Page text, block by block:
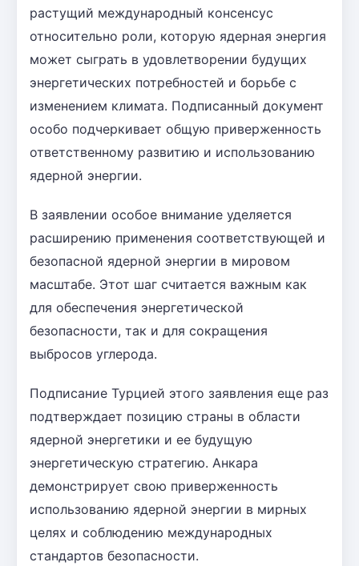
растущий международный консенсус
относительно роли, которую ядерная энергия
может сыграть в удовлетворении будущих
энергетических потребностей и борьбе с
изменением климата. Подписанный документ
особо подчеркивает общую приверженность
ответственному развитию и использованию
ядерной энергии.
В заявлении особое внимание уделяется
расширению применения соответствующей и
безопасной ядерной энергии в мировом
масштабе. Этот шаг считается важным как
для обеспечения энергетической
безопасности, так и для сокращения
выбросов углерода.
Подписание Турцией этого заявления еще раз
подтверждает позицию страны в области
ядерной энергетики и ее будущую
энергетическую стратегию. Анкара
демонстрирует свою приверженность
использованию ядерной энергии в мирных
целях и соблюдению международных
стандартов безопасности.